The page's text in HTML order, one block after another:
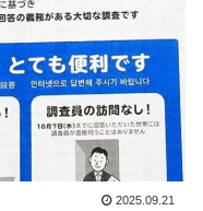
2025.09.21